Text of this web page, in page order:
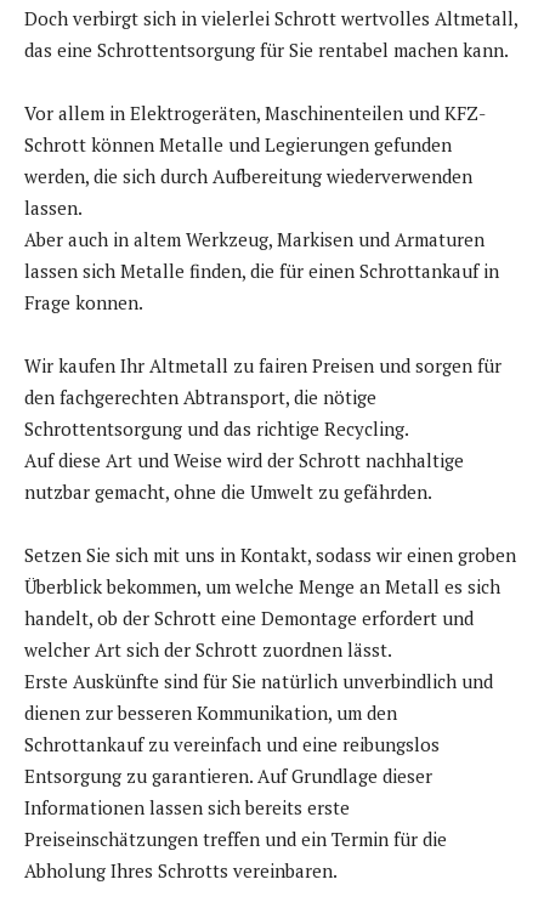
Doch verbirgt sich in vielerlei Schrott wertvolles Altmetall,
das eine Schrottentsorgung für Sie rentabel machen kann.
Vor allem in Elektrogeräten, Maschinenteilen und KFZ-
Schrott können Metalle und Legierungen gefunden
werden, die sich durch Aufbereitung wiederverwenden
lassen.
Aber auch in altem Werkzeug, Markisen und Armaturen
lassen sich Metalle finden, die für einen Schrottankauf in
Frage konnen.
Wir kaufen Ihr Altmetall zu fairen Preisen und sorgen für
den fachgerechten Abtransport, die nötige
Schrottentsorgung und das richtige Recycling.
Auf diese Art und Weise wird der Schrott nachhaltige
nutzbar gemacht, ohne die Umwelt zu gefährden.
Setzen Sie sich mit uns in Kontakt, sodass wir einen groben
Überblick bekommen, um welche Menge an Metall es sich
handelt, ob der Schrott eine Demontage erfordert und
welcher Art sich der Schrott zuordnen lässt.
Erste Auskünfte sind für Sie natürlich unverbindlich und
dienen zur besseren Kommunikation, um den
Schrottankauf zu vereinfach und eine reibungslos
Entsorgung zu garantieren. Auf Grundlage dieser
Informationen lassen sich bereits erste
Preiseinschätzungen treffen und ein Termin für die
Abholung Ihres Schrotts vereinbaren.